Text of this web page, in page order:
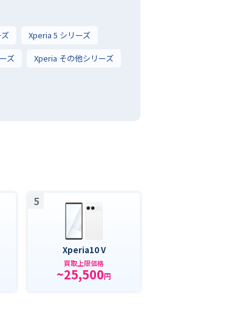
Xperia 5 シリーズ
ズ Xperia その他シリーズ
5
Xperia10 V
買取上限価格
~25,500円